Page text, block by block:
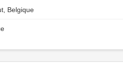
Belgique